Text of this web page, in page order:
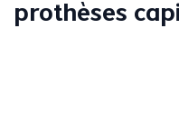
prothèses